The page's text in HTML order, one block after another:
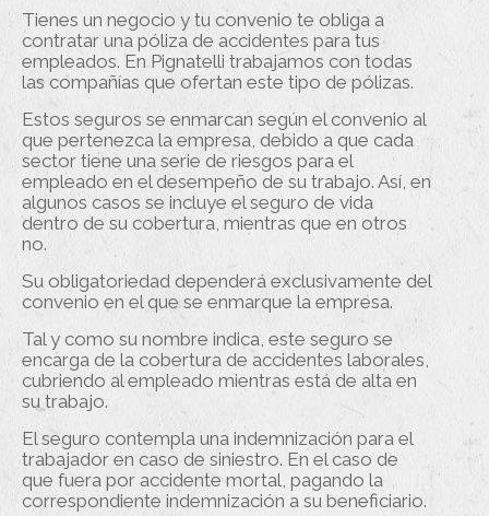
Tienes un negocio y tu convenio te obliga a
contratar una póliza de accidentes para tus
empleados. En Pignatelli trabajamos con todas
las compañías que ofertan este tipo de pólizas.
Estos seguros se enmarcan según el convenio al
que pertenezca la empresa, debido a que cada
sector tiene una serie de riesgos para el
empleado en el desempeño de su trabajo. Así, en
algunos casos se incluye el seguro de vida
dentro de su cobertura, mientras que en otros
no.
Su obligatoriedad dependerá exclusivamente del
convenio en el que se enmarque la empresa.
Tal y como su nombre indica, este seguro se
encarga de la cobertura de accidentes laborales,
cubriendo al empleado mientras está de alta en
su trabajo.
El seguro contempla una indemnización para el
trabajador en caso de siniestro. En el caso de
que fuera por accidente mortal, pagando la
correspondiente indemnización a su beneficiario.